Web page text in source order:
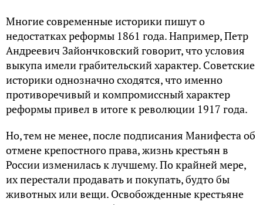
Многие современные историки пишут о
недостатках реформы 1861 года. Например, Петр
Андреевич Зайончковский говорит, что условия
выкупа имели грабительский характер. Советские
историки однозначно сходятся, что именно
противоречивый и компромиссный характер
реформы привел в итоге к революции 1917 года.
Но, тем не менее, после подписания Манифеста об
отмене крепостного права, жизнь крестьян в
России изменилась к лучшему. По крайней мере,
их перестали продавать и покупать, будто бы
животных или вещи. Освобожденные крестьяне